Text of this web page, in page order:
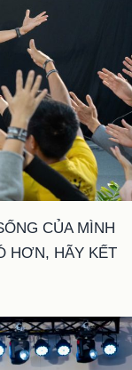
CỦA MÌNH
HƠN, HÃY KẾT